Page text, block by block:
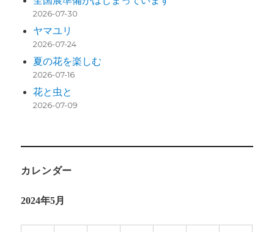
2026-07-30
ヤマユリ
2026-07-24
夏の花を楽しむ
2026-07-16
花と虫と
2026-07-09
カレンダー
2024年5月